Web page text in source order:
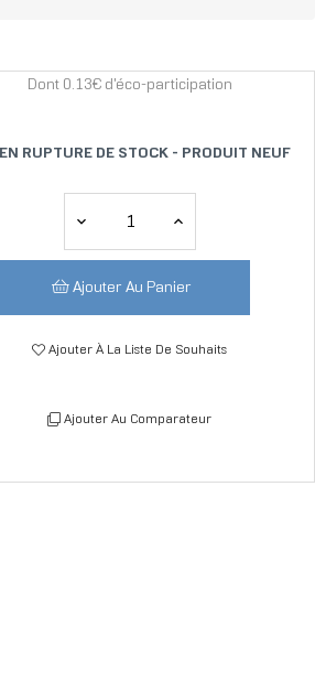
Dont 0.13€ d'éco-participation
EN RUPTURE DE STOCK - PRODUIT NEUF
Ajouter Au Panier
Ajouter À La Liste De Souhaits
Ajouter Au Comparateur